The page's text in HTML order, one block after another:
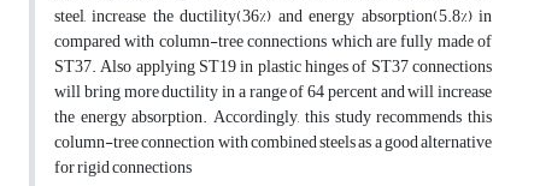
steel, increase the ductility(36%) and energy absorption(5.8%) in
compared with column-tree connections which are fully made of
ST37. Also applying ST19 in plastic hinges of ST37 connections
will bring more ductility in a range of 64 percent and will increase
the energy absorption. Accordingly, this study recommends this
column-tree connection with combined steels as a good alternative
for rigid connections